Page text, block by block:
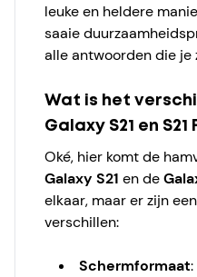
leuke en heldere
saaie
alle antwoorden die je
Wat is het
Galaxy S21 en S21
Oké, hier komt de
Galaxy S21 en de
elkaar, maar er zijn
verschillen:
Schermformaat